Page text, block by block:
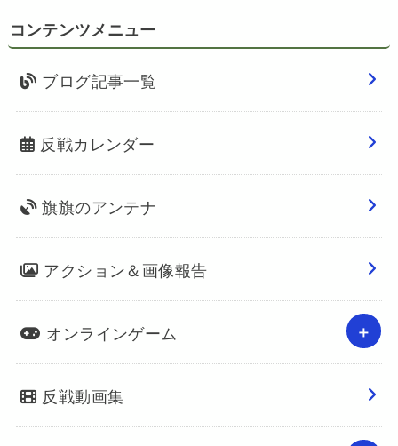
コンテンツメニュー
ブログ記事一覧
反戦カレンダー
旗旗のアンテナ
アクション＆画像報告
オンラインゲーム
反戦動画集